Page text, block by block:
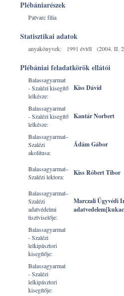
Plébániarészek
Patvarc fília
Statisztikai adatok
anyakönyvek: 1991 évtől (2004. II.
Plébániai feladatkörök ellátói
Balassagyarmat
- Szalézi kisegítő
lelkésze:
Kiss Dávid
Balassagyarmat
- Szalézi kisegítő
lelkésze:
Kantár Norbert
Balassagyarmat–
Szalézi
akolitusa:
Ádám Gábor
Balassagyarmat–
Szalézi lektora:
Kiss Róbert Tibor
Balassagyarmat–
Szalézi
adatvédelmi
tisztviselője:
Marczali Ügyvédi
Balassagyarmat
- Szalézi
lelkipásztori
kisegítője:
Balassagyarmat
- Szalézi
lelkipásztori
kisegítője: